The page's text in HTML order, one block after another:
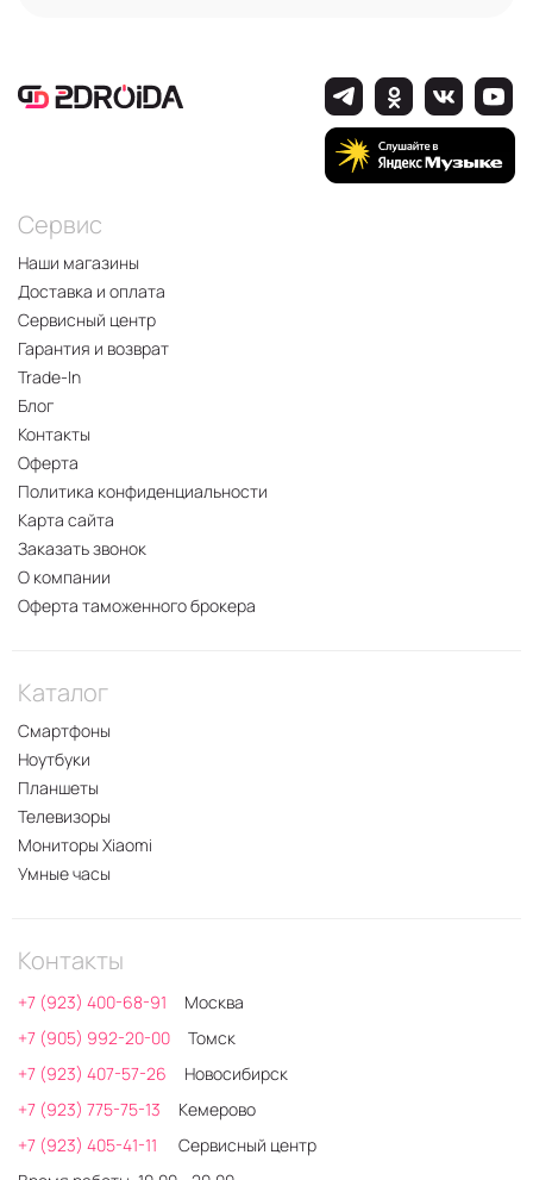
Сервис
Наши магазины
Доставка и оплата
Сервисный центр
Гарантия и возврат
Trade-In
Блог
Контакты
Оферта
Политика конфиденциальности
Карта сайта
Заказать звонок
О компании
Оферта таможенного брокера
Каталог
Смартфоны
Ноутбуки
Планшеты
Телевизоры
Мониторы Xiaomi
Умные часы
Контакты
+7 (923) 400-68-91
Москва
+7 (905) 992-20-00
Томск
+7 (923) 407-57-26
Новосибирск
+7 (923) 775-75-13
Кемерово
+7 (923) 405-41-11
Сервисный центр